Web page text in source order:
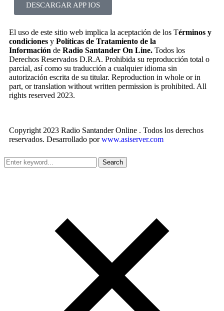
DESCARGAR APP IOS
El uso de este sitio web implica la aceptación de los Términos y
condiciones y Políticas de Tratamiento de la
Información de Radio Santander On Line. Todos los
Derechos Reservados D.R.A. Prohibida su reproducción total o
parcial, así como su traducción a cualquier idioma sin
autorización escrita de su titular. Reproduction in whole or in
part, or translation without written permission is prohibited. All
rights reserved 2023.
Copyright 2023 Radio Santander Online . Todos los derechos
reservados. Desarrollado porwww.asiserver.com
Search